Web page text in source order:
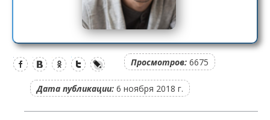
Просмотров: 6675
Дата публикации: 6 ноября 2018 г.